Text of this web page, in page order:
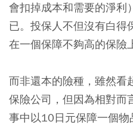
會扣掉成本和需要的淨利
已。投保人不但沒有白得
在一個保障不夠高的保險
而非還本的險種，雖然看
保險公司，但因為相對而
事中以10日元保障一個